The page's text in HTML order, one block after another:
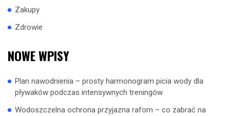
Zakupy
Zdrowie
NOWE WPISY
Plan nawodnienia – prosty harmonogram picia wody dla
pływaków podczas intensywnych treningów
Wodoszczelna ochrona przyjazna rafom – co zabrać na